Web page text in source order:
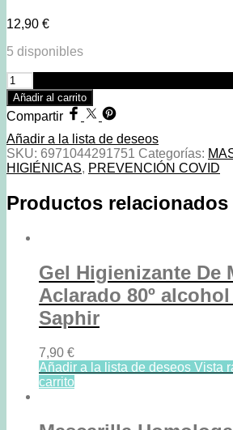
12,90 €
5 disponibles
Mascarilla
FFP2
Blanca
10
Und
cantidad
Añadir al carrito
Compartir
Añadir a la lista de deseos
SKU: 6971044291751 Categorías:
HIGIÉNICAS, PREVENCIÓN COVID
Productos relacionados
Gel Higienizante De
Aclarado 80º alcohol
Saphir
7,90 €
Añadir a la lista de deseos Vista
carrito